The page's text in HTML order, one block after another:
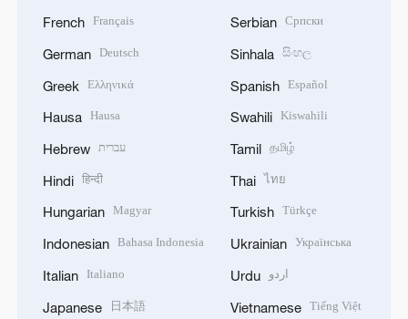
French Français
German Deutsch
Greek Ελληνικά
Hausa Hausa
Hebrew עברית
Hindi हिन्दी
Hungarian Magyar
Indonesian Bahasa Indonesia
Italian Italiano
Japanese 日本語
Serbian Српски
Sinhala සිංහල
Spanish Español
Swahili Kiswahili
Tamil தமிழ்
Thai ไทย
Turkish Türkçe
Ukrainian Українська
Urdu اردو
Vietnamese Tiếng Việt